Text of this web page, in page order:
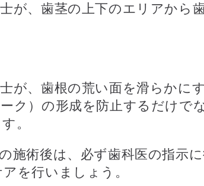
が、歯茎の上下のエリアから
が、歯根の荒い面を滑らかに
ク）の形成を防止するだけで
。
施術後は、必ず歯科医の指示
を行いましょう。